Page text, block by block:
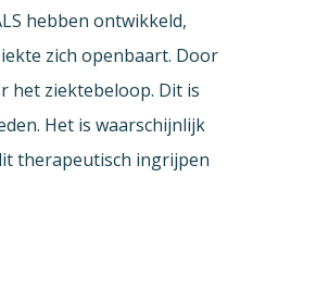
hebben ontwikkeld,
zich openbaart. Door
het ziektebeloop. Dit is
Het is waarschijnlijk
therapeutisch ingrijpen